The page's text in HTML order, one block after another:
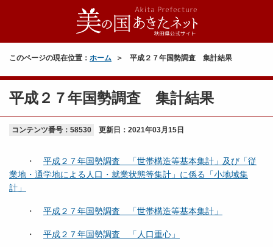
このページの現在位置： ホーム 平成２７年国勢調査 集計結果
平成２７年国勢調査 集計結果
コンテンツ番号：58530 更新日： 2021年03月15日
・ 平成２７年国勢調査 「世帯構造等基本集計」及び「従
業地・通学地による人口・就業状態等集計」に係る「小地域集
計」
・ 平成２７年国勢調査 「世帯構造等基本集計」
・ 平成２７年国勢調査 「人口重心」